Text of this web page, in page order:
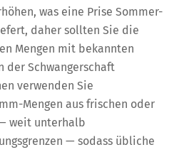
was eine Prise Sommer-
daher sollten Sie die
Mengen mit bekannten
der Schwangerschaft
verwenden Sie
Mengen aus frischen oder
weit unterhalb
— sodass übliche